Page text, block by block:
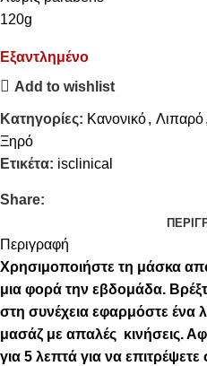
120g
Εξαντλημένο
Add to wishlist
Κατηγορίες: Κανονικό, Λιπαρό,
Ξηρό
Ετικέτα: isclinical
Share:
Περιγραφή
Χρησιμοποιήστε τη μάσκα
μια φορά την εβδομάδα.
στη συνέχεια εφαρμόστε ένα
μασάζ με απαλές κινήσεις.
για 5 λεπτά για να